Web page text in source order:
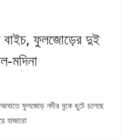
বাইচ, ফুলজোড়ের দুই
মদিনা
আঘাতে ফুলজোড় নদীর বুকে ছুটে চলেছে
হাজারো